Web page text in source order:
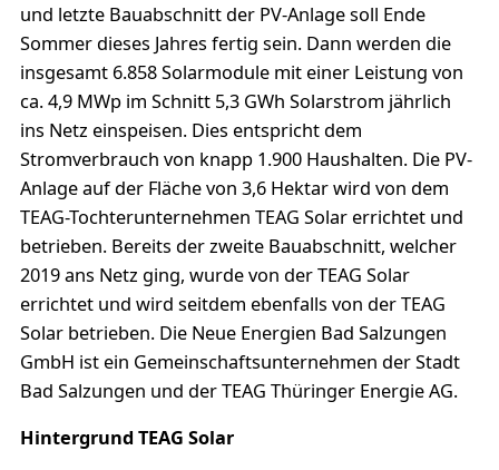
und letzte Bauabschnitt der PV-Anlage soll Ende
Sommer dieses Jahres fertig sein. Dann werden die
insgesamt 6.858 Solarmodule mit einer Leistung von
ca. 4,9 MWp im Schnitt 5,3 GWh Solarstrom jährlich
ins Netz einspeisen. Dies entspricht dem
Stromverbrauch von knapp 1.900 Haushalten. Die PV-
Anlage auf der Fläche von 3,6 Hektar wird von dem
TEAG-Tochterunternehmen TEAG Solar errichtet und
betrieben. Bereits der zweite Bauabschnitt, welcher
2019 ans Netz ging, wurde von der TEAG Solar
errichtet und wird seitdem ebenfalls von der TEAG
Solar betrieben. Die Neue Energien Bad Salzungen
GmbH ist ein Gemeinschaftsunternehmen der Stadt
Bad Salzungen und der TEAG Thüringer Energie AG.
Hintergrund TEAG Solar